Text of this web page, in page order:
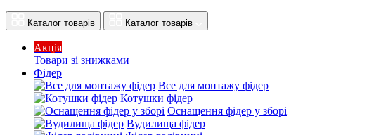
Каталог товарів Каталог товарів
Акція
Товари зі знижками
Фідер
Все для монтажу фідер
Котушки фідер
Оснащення фідер у зборі
Вудилища фідер